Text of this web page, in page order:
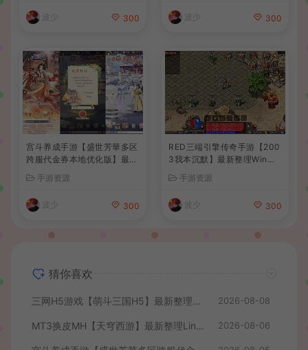
波少 300 波少 300
宫斗养成手游【盛世芳華多区
跨服代金券本地优化版】最新
手工服务端+CDK授权后台
+安卓+详细搭建教程
手游资源
波少 300
RED三端引擎传奇手游【200
3我本沉默】最新整理Win系
细搭建教程
手游资源
波少 300
猜你喜欢
三网H5游戏【萌斗三国H5】最新整理WIN系服务端+GM后台+详细搭建教程 2026-08-08
MT3换皮MH【天穹西游】最新整理Linux手工服务端+安卓苹果双端+GM后台+详细搭建教程+全套源码+视频教程 2026-08-06